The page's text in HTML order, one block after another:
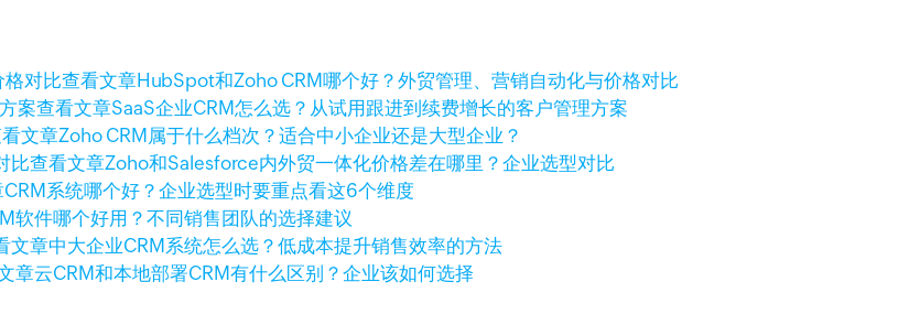
查看文章HubSpot和Zoho CRM哪个好？外贸管理、营销自动化与价格对比
查看文章SaaS企业CRM怎么选？从试用跟进到续费增长的客户管理方案
文章Zoho CRM属于什么档次？适合中小企业还是大型企业？
查看文章Zoho和Salesforce内外贸一体化价格差在哪里？企业选型对比
CRM系统哪个好？企业选型时要重点看这6个维度
软件哪个好用？不同销售团队的选择建议
文章中大企业CRM系统怎么选？低成本提升销售效率的方法
章云CRM和本地部署CRM有什么区别？企业该如何选择